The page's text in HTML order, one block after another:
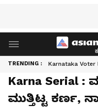
TRENDING : Karnataka Voter
Karna Serial
ಮುತ್ತಿಟ್ಟ ಕರ್ಣ,